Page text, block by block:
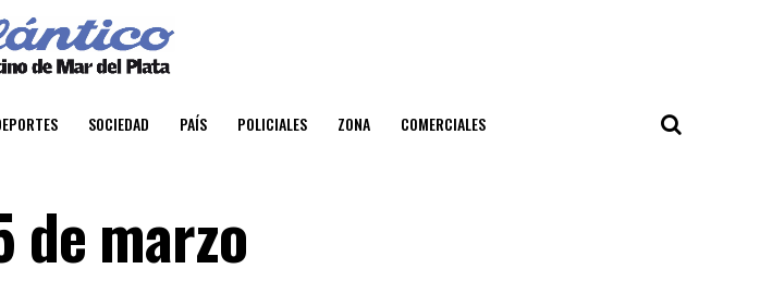
SOCIEDAD PAÍS POLICIALES ZONA COMERCIALES
de marzo